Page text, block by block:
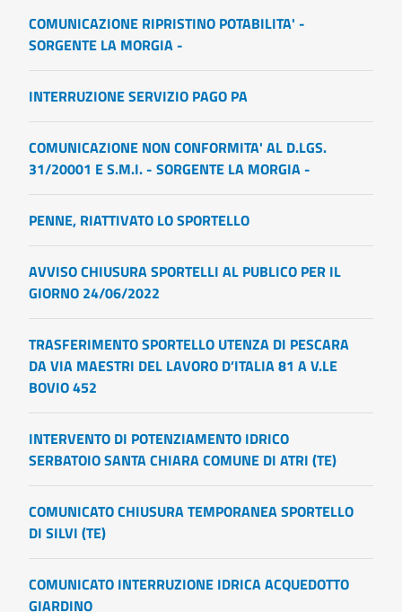
COMUNICAZIONE RIPRISTINO POTABILITA' -
SORGENTE LA MORGIA -
INTERRUZIONE SERVIZIO PAGO PA
COMUNICAZIONE NON CONFORMITA' AL D.LGS.
31/20001 E S.M.I. - SORGENTE LA MORGIA -
PENNE, RIATTIVATO LO SPORTELLO
AVVISO CHIUSURA SPORTELLI AL PUBLICO PER IL
GIORNO 24/06/2022
TRASFERIMENTO SPORTELLO UTENZA DI PESCARA
DA VIA MAESTRI DEL LAVORO D’ITALIA 81 A V.LE
BOVIO 452
INTERVENTO DI POTENZIAMENTO IDRICO
SERBATOIO SANTA CHIARA COMUNE DI ATRI (TE)
COMUNICATO CHIUSURA TEMPORANEA SPORTELLO
DI SILVI (TE)
COMUNICATO INTERRUZIONE IDRICA ACQUEDOTTO
GIARDINO